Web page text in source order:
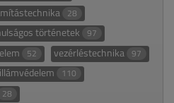
28
történetek 97
52 vezérléstechnika 97
110
28